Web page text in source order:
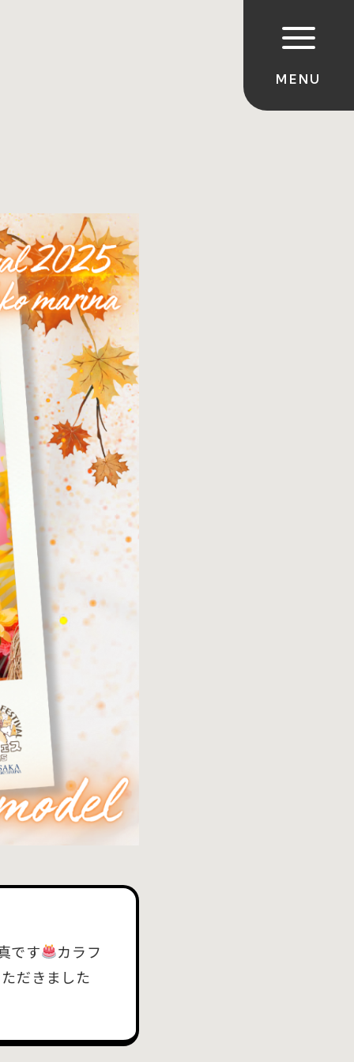
です
カラフ
だきました